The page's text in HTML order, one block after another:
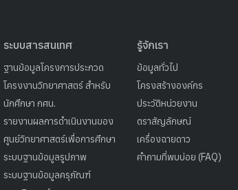
ระบบสารสนเทศ
ฐานข้อมูลโครงการประกวด
โครงงานวิทยาศาสตร์ สำหรับ
นักศึกษา กศน.
รายงานผลการดำเนินงานของ
ศูนย์วิทยาศาสตร์เพื่อการศึกษา
ระบบฐานข้อมูลรูปภาพ
ระบบฐานข้อมูลครุภัณฑ์
รู้จักเรา
ข้อมูลทั่วไป
โครงสร้างองค์กร
ประวัติหน่วยงาน
ตราสัญลักษณ์
เครื่องฉายดาว
คำถามที่พบบ่อย (FAQ)